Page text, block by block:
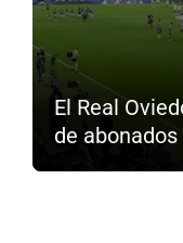
El Real
de